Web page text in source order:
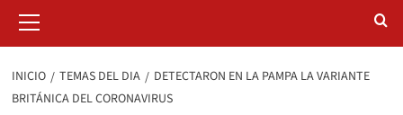
primario
INICIO TEMAS DEL DIA
DETECTARON EN LA PAMPA LA VARIANTE
BRITÁNICA DEL CORONAVIRUS